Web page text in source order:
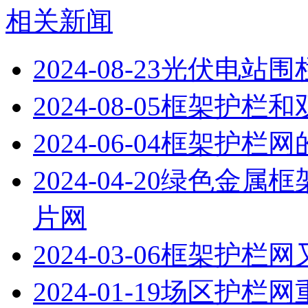
相关新闻
2024-08-23光伏电站围
2024-08-05框架护栏和
2024-06-04框架护栏网
2024-04-20绿色金属框
片网
2024-03-06框架护栏网
2024-01-19场区护栏网